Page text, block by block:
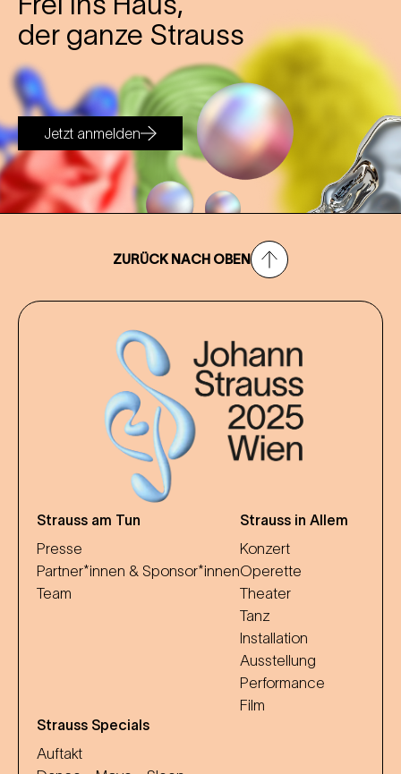
der ganze Strauss
Jetzt anmelden
ZURÜCK NACH OBEN
Strauss am Tun
Presse
Partner*innen & Sponsor*innen
Team
Strauss in Allem
Konzert
Operette
Theater
Tanz
Installation
Ausstellung
Performance
Film
Strauss Specials
Auftakt